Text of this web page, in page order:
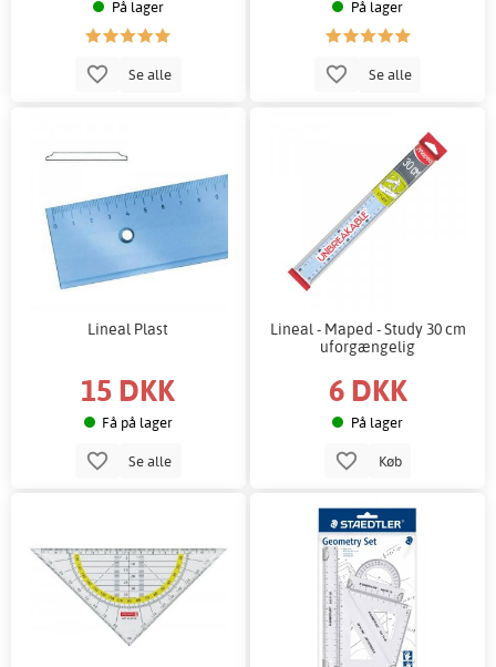
På lager
Se alle
På lager
Se alle
Lineal Plast
15 DKK
Få på lager
Se alle
Lineal - Maped - Study 30 cm
uforgængelig
6 DKK
På lager
Køb